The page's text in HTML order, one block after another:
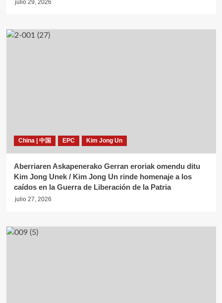
julio 29, 2026
China | 中国 EPC Kim Jong Un
Aberriaren Askapenerako Gerran eroriak omendu ditu
Kim Jong Unek / Kim Jong Un rinde homenaje a los
caídos en la Guerra de Liberación de la Patria
julio 27, 2026